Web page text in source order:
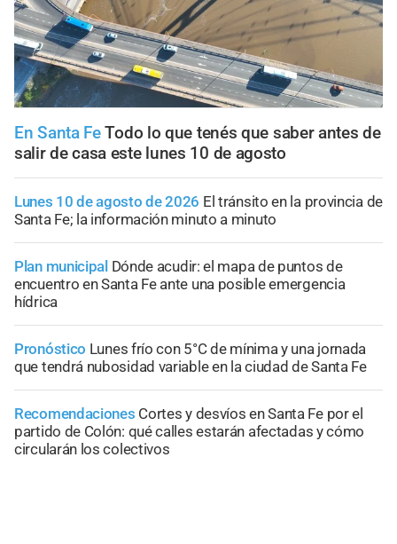
En Santa FeTodo lo que tenés que saber antes de
salir de casa este lunes 10 de agosto
Lunes 10 de agosto de 2026 El tránsito en la provincia de
Santa Fe; la información minuto a minuto
Plan municipal Dónde acudir: el mapa de puntos de
encuentro en Santa Fe ante una posible emergencia
hídrica
Pronóstico Lunes frío con 5°C de mínima y una jornada
que tendrá nubosidad variable en la ciudad de Santa Fe
Recomendaciones Cortes y desvíos en Santa Fe por el
partido de Colón: qué calles estarán afectadas y cómo
circularán los colectivos